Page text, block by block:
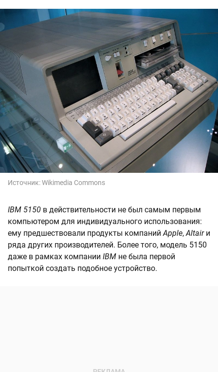
Источник:Wikimedia Commons
IBM 5150 в действительности не был самым первым
компьютером для индивидуального использования:
ему предшествовали продукты компанийApple,Altairи
ряда других производителей. Более того, модель 5150
даже в рамках компании IBM не была первой
попыткой создать подобное устройство.